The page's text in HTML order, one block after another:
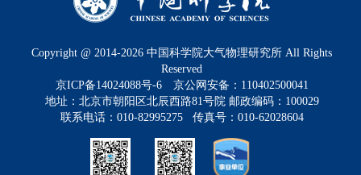
Copyright @ 2014-2026 中国科学院大气物理研究所 All Rights
Reserved
京ICP备14024088号-6
京公网安备：110402500041
地址：北京市朝阳区北辰西路81号院 邮政编码：100029
联系电话：010-82995275 传真号：010-62028604